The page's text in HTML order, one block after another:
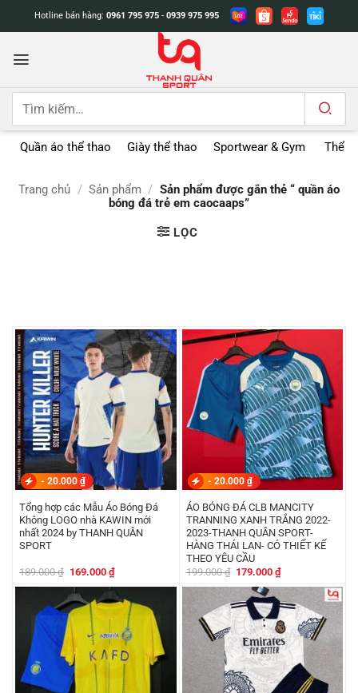
dung
Hotline bán hàng: 0961 795 975 - 0939 975 995
Tìm
Quần áo thể thao Giày thể thao Sportwear & Gym Thể
Trang chủ / Sản phẩm / Sản phẩm được gắn thẻ “ quần áo
bóng đá trẻ em caocaaps”
LỌC
- 20.000 ₫
Tổng hợp các Mẫu Áo Bóng Đá
Không LOGO nhà KAWIN mới
nhất 2024 by THANH QUÂN
SPORT
189.000₫ Giá
là:
189.000 ₫.
169.000 ₫Giá
hiện
tại
là:
169.000 ₫.
- 20.000 ₫
ÁO BÓNG ĐÁ CLB MANCITY
TRANNING XANH TRẮNG 2022-
2023-THANH QUÂN SPORT-
HÀNG THÁI LAN- CÓ THIẾT KẾ
THEO YÊU CẦU
199.000₫ Giá
là:
199.000 ₫.
179.000₫Giá
tại
là:
179.000 ₫.